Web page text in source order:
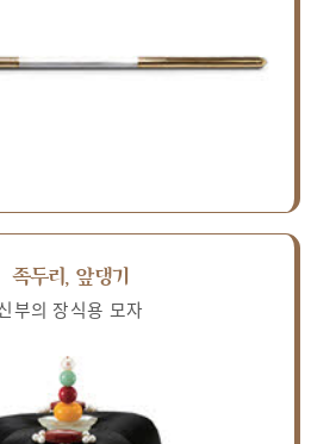
족두리, 앞댕기
부의 장식용 모자